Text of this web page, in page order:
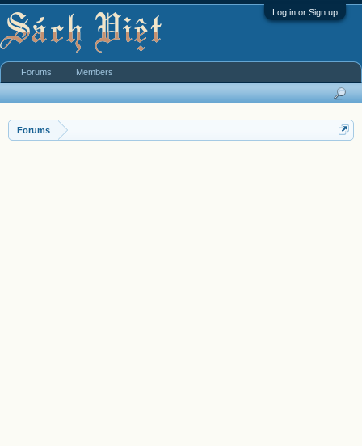
Log in or Sign up
Forums
Forums Members